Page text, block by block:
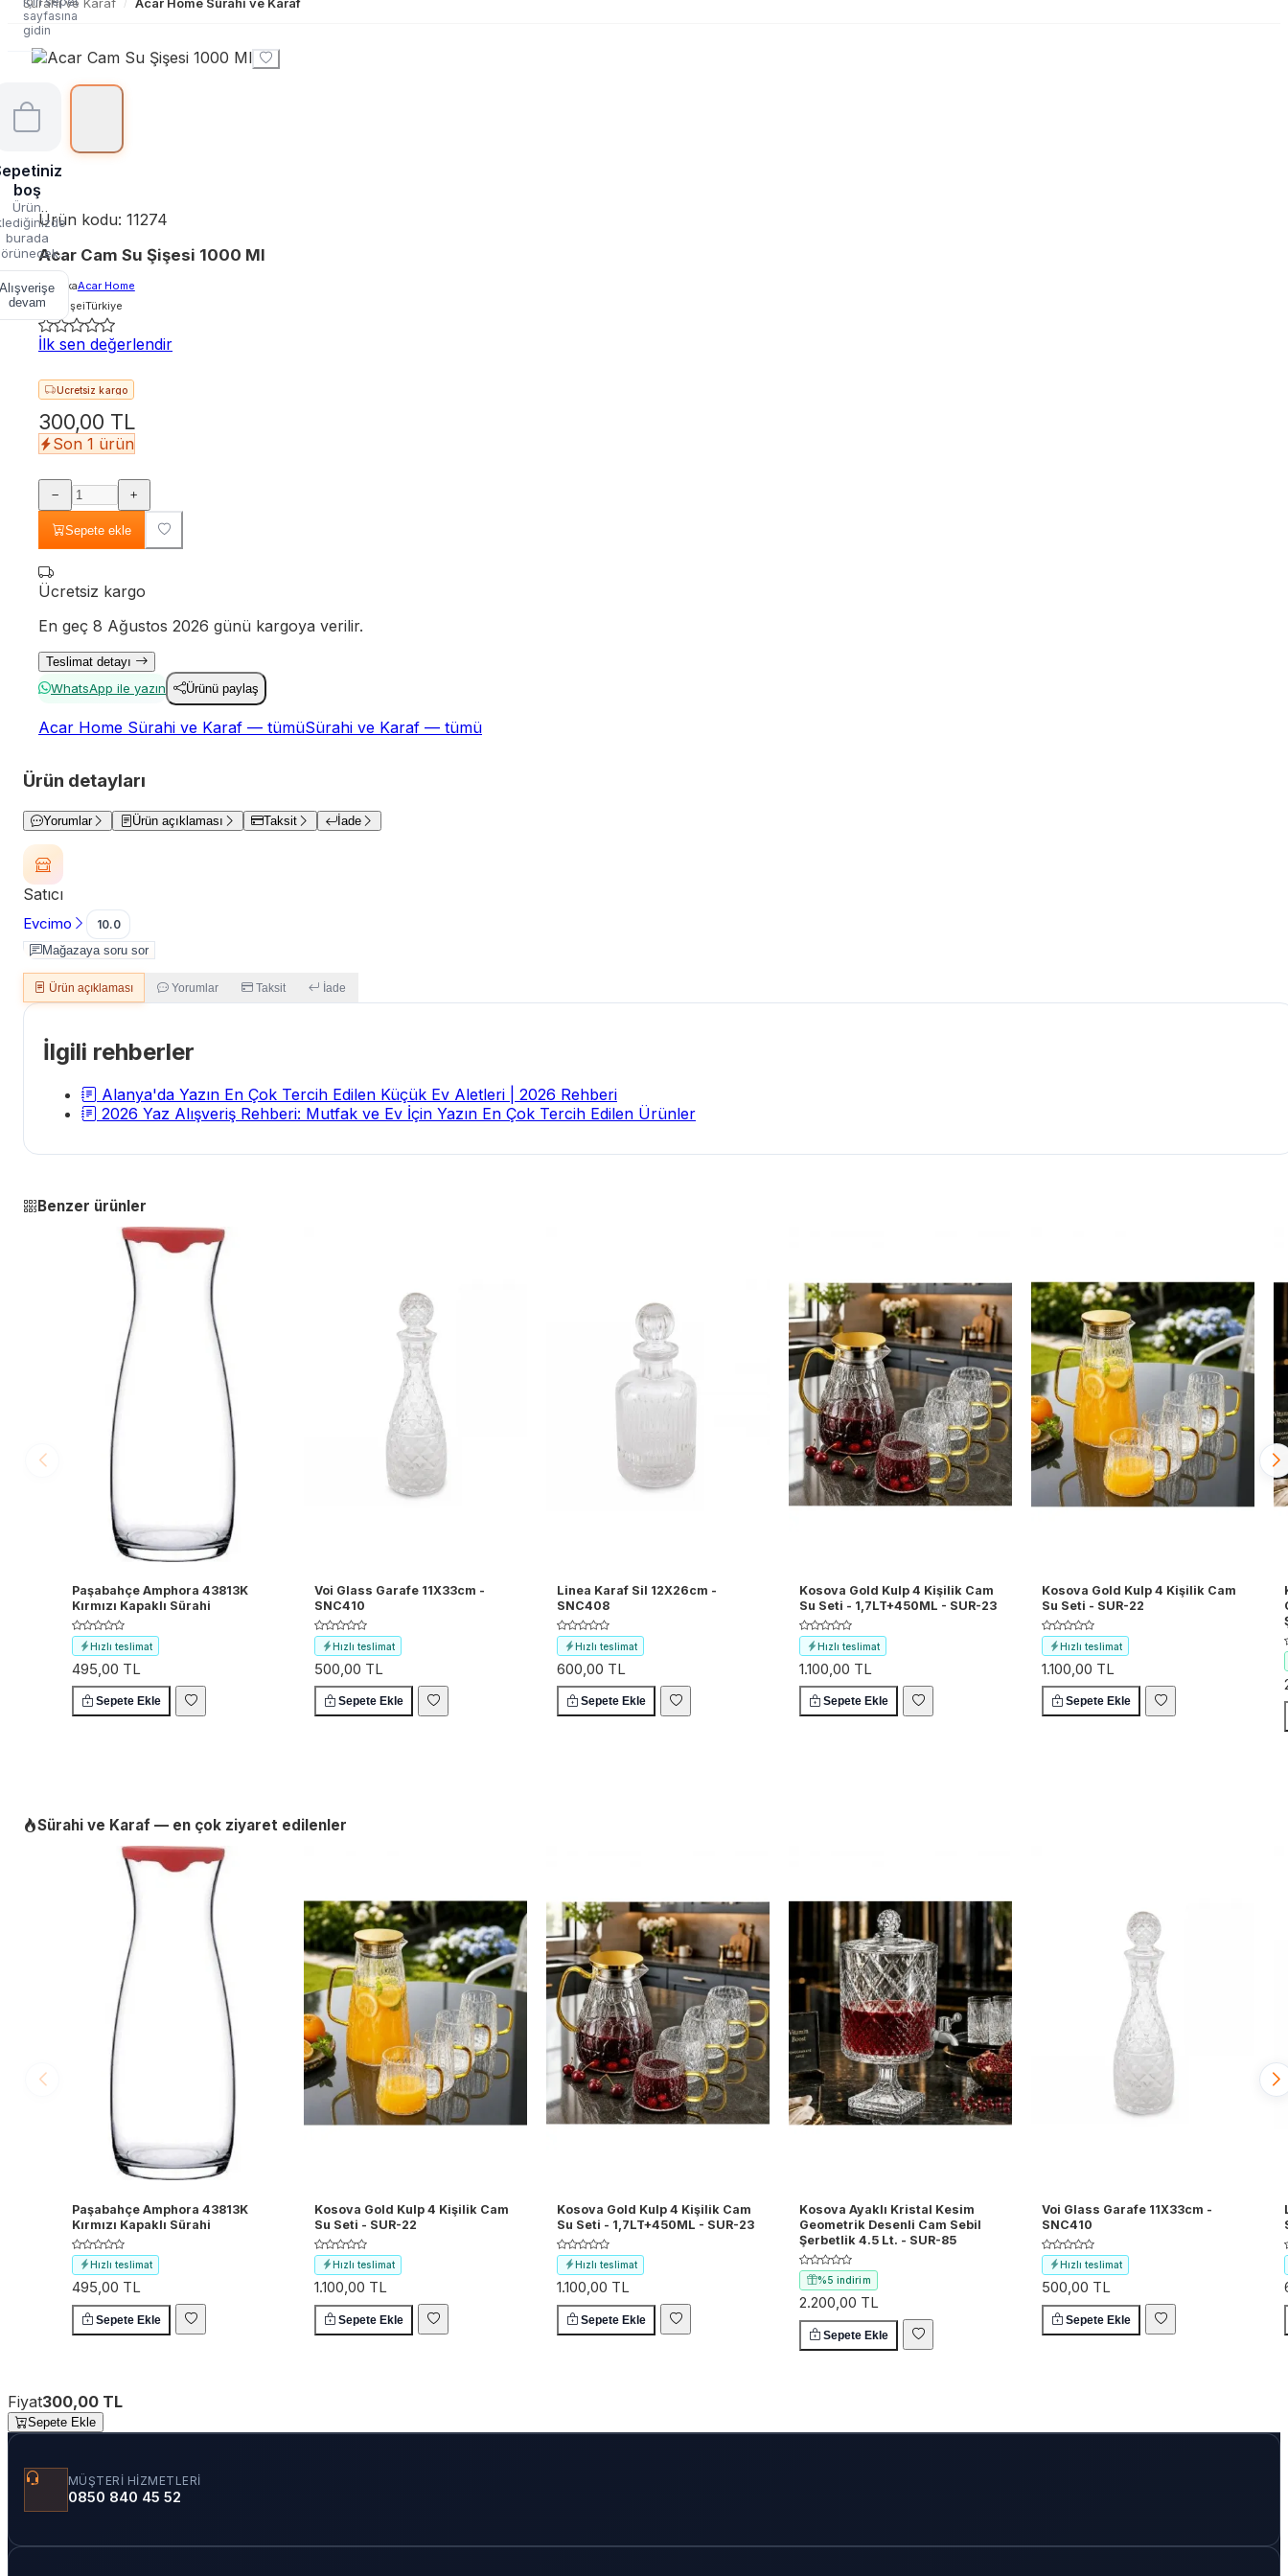
sayfasına
gidin
boş
Ürün
burada
Alışverişe
devam
/
Ürün kodu: 11274
Acar Cam Su Şişesi 1000 Ml
MarkaAcar Home
MenşeiTürkiye
İlk sen değerlendir
Hızlı teslimat
300,00 TL
Son 1 ürün
Sepete ekle
Ücretsiz kargo
En geç 8 Ağustos 2026 günü kargoya verilir.
Teslimat detayı
WhatsApp ile yazın Ürünü paylaş
Acar Home Sürahi ve Karaf — tümüSürahi ve Karaf — tümü
Ürün detayları
Yorumlar Ürün açıklaması Taksit İade
Satıcı
Evcimo
10.0
Mağazaya soru sor
Ürün açıklaması Yorumlar Taksit İade
İlgili rehberler
Alanya'da Yazın En Çok Tercih Edilen Küçük Ev Aletleri | 2026 Rehberi
2026 Yaz Alışveriş Rehberi: Mutfak ve Ev İçin Yazın En Çok Tercih Edilen Ürünler
Benzer ürünler
Paşabahçe Amphora 43813K
Kırmızı Kapaklı Sürahi
Hızlı teslimat
Ücretsiz kargo
495,00 TL
Sepete Ekle
Voi Glass Garafe 11X33cm -
SNC410
Hızlı teslimat
Ücretsiz kargo
500,00 TL
Sepete Ekle
Linea Karaf Sil 12X26cm -
SNC408
Hızlı teslimat
Ücretsiz kargo
600,00 TL
Sepete Ekle
Kosova Gold Kulp 4 Kişilik Cam
Su Seti - 1,7LT+450ML - SUR-23
Hızlı teslimat
Ücretsiz kargo
1.100,00 TL
Sepete Ekle
Kosova Gold Kulp 4 Kişilik Cam
Su Seti - SUR-22
Hızlı teslimat
Ücretsiz kargo
1.100,00 TL
Sepete Ekle
Sürahi ve Karaf — en çok ziyaret edilenler
Paşabahçe Amphora 43813K
Kırmızı Kapaklı Sürahi
Hızlı teslimat
Ücretsiz kargo
495,00 TL
Sepete Ekle
Kosova Gold Kulp 4 Kişilik Cam
Su Seti - SUR-22
Hızlı teslimat
Ücretsiz kargo
1.100,00 TL
Sepete Ekle
Kosova Gold Kulp 4 Kişilik Cam
Su Seti - 1,7LT+450ML - SUR-23
Hızlı teslimat
Ücretsiz kargo
1.100,00 TL
Sepete Ekle
Kosova Ayaklı Kristal Kesim
Geometrik Desenli Cam Sebil
Şerbetlik 4.5 Lt. - SUR-85
%5 indirim
Kupon fırsatı
Hızlı teslimat
Ücretsiz kargo
2.200,00 TL
Sepete Ekle
Voi Glass Garafe 11X33cm -
SNC410
Hızlı teslimat
Ücretsiz kargo
500,00 TL
Sepete Ekle
Fiyat300,00 TL
Sepete Ekle
MÜŞTERI HIZMETLERI
0850 840 45 52